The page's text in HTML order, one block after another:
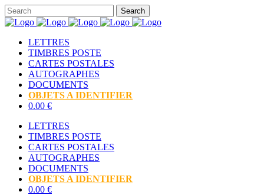
LETTRES
TIMBRES POSTE
CARTES POSTALES
AUTOGRAPHES
DOCUMENTS
OBJETS A IDENTIFIER
0.00 €
LETTRES
TIMBRES POSTE
CARTES POSTALES
AUTOGRAPHES
DOCUMENTS
OBJETS A IDENTIFIER
0.00 €